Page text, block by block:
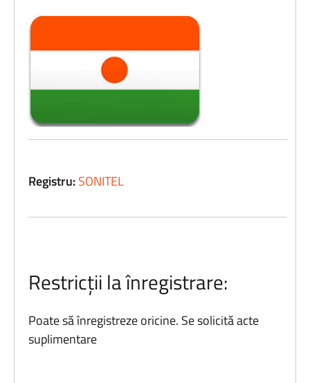
Registru:SONITEL
Restricții la înregistrare:
Poate să înregistreze oricine. Se solicită acte
suplimentare